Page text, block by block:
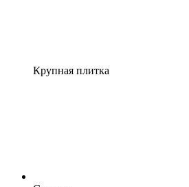
Крупная плитка